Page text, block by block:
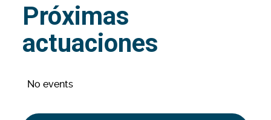
Próximas
actuaciones
No events